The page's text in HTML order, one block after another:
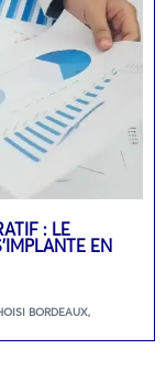
: LE
EN
BORDEAUX,